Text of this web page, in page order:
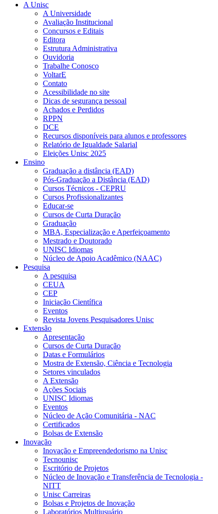
A Unisc
A Universidade
Avaliação Institucional
Concursos e Editais
Editora
Estrutura Administrativa
Ouvidoria
Trabalhe Conosco
VoltarE
Contato
Acessibilidade no site
Dicas de segurança pessoal
Achados e Perdidos
RPPN
DCE
Recursos disponíveis para alunos e professores
Relatório de Igualdade Salarial
Eleições Unisc 2025
Ensino
Graduação a distância (EAD)
Pós-Graduação a Distância (EAD)
Cursos Técnicos - CEPRU
Cursos Profissionalizantes
Educar-se
Cursos de Curta Duração
Graduação
MBA, Especialização e Aperfeiçoamento
Mestrado e Doutorado
UNISC Idiomas
Núcleo de Apoio Acadêmico (NAAC)
Pesquisa
A pesquisa
CEUA
CEP
Iniciação Científica
Eventos
Revista Jovens Pesquisadores Unisc
Extensão
Apresentação
Cursos de Curta Duração
Datas e Formulários
Mostra de Extensão, Ciência e Tecnologia
Setores vinculados
A Extensão
Ações Sociais
UNISC Idiomas
Eventos
Núcleo de Ação Comunitária - NAC
Certificados
Bolsas de Extensão
Inovação
Inovação e Empreendedorismo na Unisc
Tecnounisc
Escritório de Projetos
Núcleo de Inovação e Transferência de Tecnologia -
NITT
Unisc Carreiras
Bolsas e Projetos de Inovação
Laboratórios Multiusuário